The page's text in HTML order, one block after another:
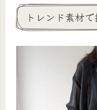
トレンド素材